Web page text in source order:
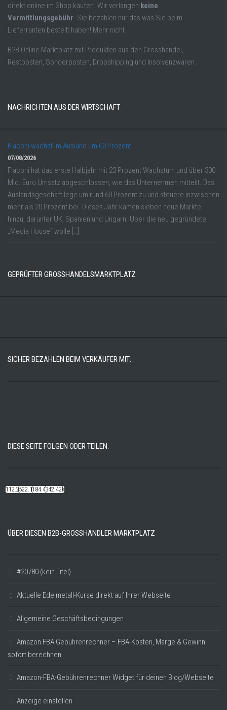
direkt online im Shop kaufen. Wir verlangen keine
Vermittlungsgebühr. Sie bezahlen nur das was Sie beim
Lieferranten bestellt haben! Mehr nicht.
B2B Online Marktplatz mit Produkten aus den Grosshandel,
Restposten, Sonderposten, Dropshipping und Insolvenzwaren.
NACHRICHTEN AUS DER WIRTSCHAFT
Flaconi wächst im Ausland um 60 Prozent
07/08/2026
Flaconi hat das erste Halbjahr mit 23 Prozent Wachstum und über 300
Mio. Euro Umsatz abgeschlossen, wie das Unternehmen mitteilt. Das
Auslandsgeschäft lege um rund 60 Prozent zu und steuere inzwischen
mehr als 20 Prozent bei. Dieses Jahr kämen sieben neue Märkte
hinzu, darunter UK, Spanien und Ungarn. Über die neu gegründete
„Media House“ wolle […]
GEPRÜFTER GROSSHANDELSMARKTPLATZ
SICHER BEZAHLEN BEIM VERKÄUFER MIT:
DIESE SEITE FOLGEN ODER TEILEN:
112.22k522.14k184.48k342.42k
ÜBER DIESEN B2B-GROSSHÄNDLER MARKTPLATZ
#20780 (kein Titel)
Aktuelle Edelmetall-Kurse direkt auf Ihrer Webseite
Allgemeine Geschäftsbedingungen
Amazon FBA Gebührenrechner – FBA-Kosten, Marge & Gewinn
sofort berechnen
Amazon-FBA-Gebührenrechner Widget für deinen Blog/Webseite
Anzeige einstellen